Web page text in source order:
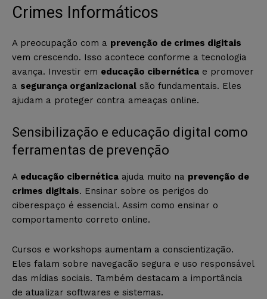
Crimes Informáticos
A preocupação com a prevenção de crimes digitais
vem crescendo. Isso acontece conforme a tecnologia
avança. Investir em educação cibernética e promover
a segurança organizacional são fundamentais. Eles
ajudam a proteger contra ameaças online.
Sensibilização e educação digital como
ferramentas de prevenção
A educação cibernética ajuda muito na prevenção de
crimes digitais. Ensinar sobre os perigos do
ciberespaço é essencial. Assim como ensinar o
comportamento correto online.
Cursos e workshops aumentam a conscientização.
Eles falam sobre navegacão segura e uso responsável
das mídias sociais. Também destacam a importância
de atualizar softwares e sistemas.